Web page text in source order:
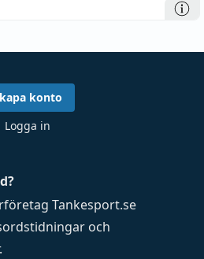
Tankesport.se
och
.
konto
Logga in